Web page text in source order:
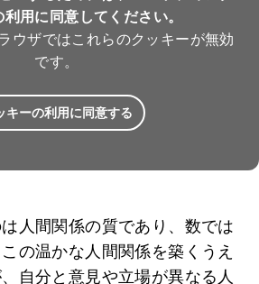
用に同意してください。
ウザではこれらのクッキーが無効
です。
キーの利用に同意する
人間関係の質であり、数では
の温かな人間関係を築くうえ
自分と意見や立場が異なる人